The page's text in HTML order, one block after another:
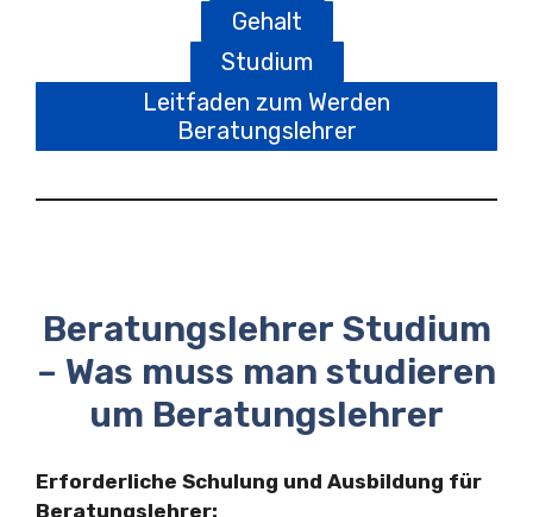
Gehalt
Studium
Leitfaden zum Werden
Beratungslehrer
Beratungslehrer Studium
– Was muss man studieren
um Beratungslehrer
Erforderliche Schulung und Ausbildung für
Beratungslehrer: